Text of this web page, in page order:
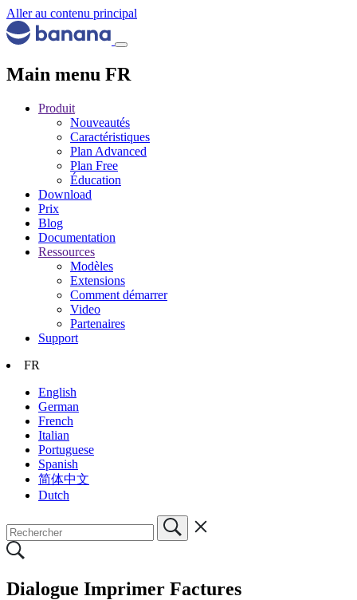
Aller au contenu principal
Main menu FR
Produit
Nouveautés
Caractéristiques
Plan Advanced
Plan Free
Éducation
Download
Prix
Blog
Documentation
Ressources
Modèles
Extensions
Comment démarrer
Video
Partenaires
Support
FR
English
German
French
Italian
Portuguese
Spanish
简体中文
Dutch
Dialogue Imprimer Factures